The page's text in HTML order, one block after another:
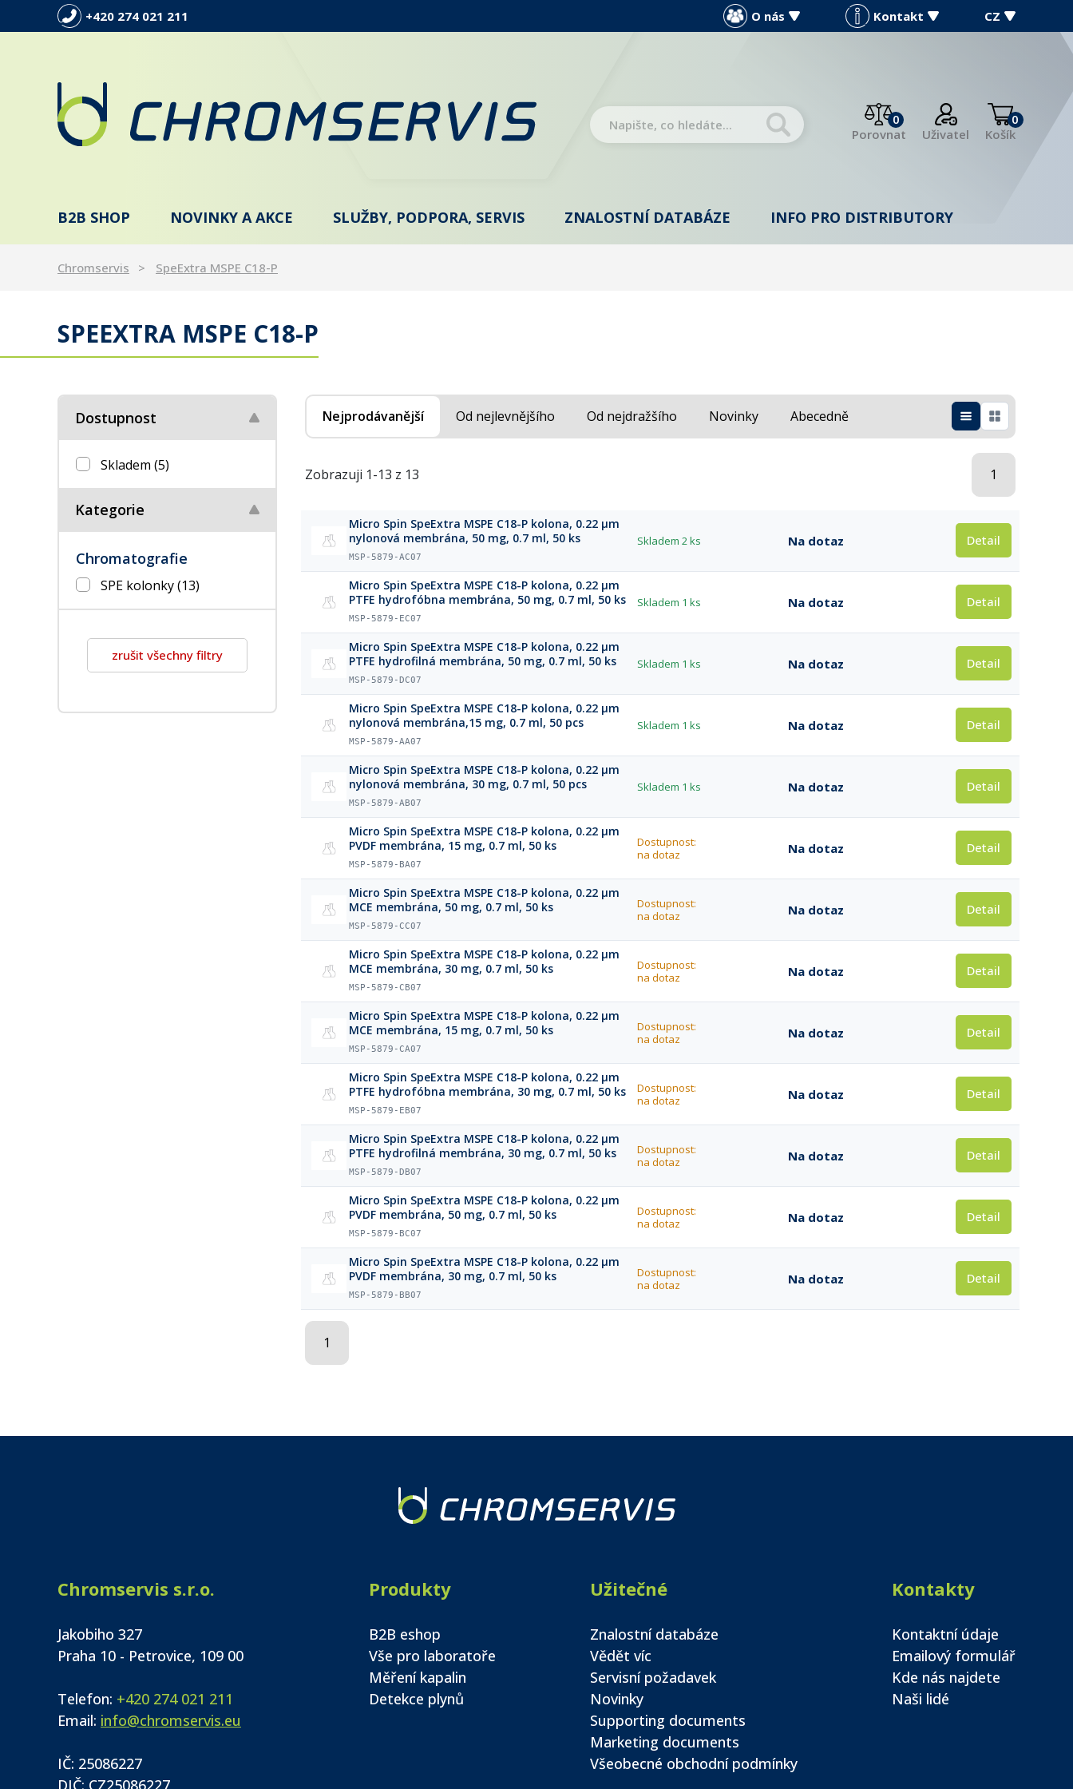
+420 274 021 211 O nás Kontakt CZ
0
Porovnat
Uživatel
0
Košík
B2B SHOP NOVINKY A AKCE SLUŽBY, PODPORA, SERVIS ZNALOSTNÍ DATABÁZE INFO PRO DISTRIBUTORY
Chromservis SpeExtra MSPE C18-P
SPEEXTRA MSPE C18-P
Dostupnost
Skladem (5)
Kategorie
Chromatografie
SPE kolonky(13)
zrušit všechny filtry
Nejprodávanější Od nejlevnějšího Od nejdražšího Novinky Abecedně
Zobrazuji 1-13 z 13 1
Micro Spin SpeExtra MSPE C18-P kolоna, 0.22 µm
nylonová membrána, 50 mg, 0.7 ml, 50 ks
MSP-5879-AC07
Skladem 2 ks Na dotaz Detail
Micro Spin SpeExtra MSPE C18-P kolоna, 0.22 µm
PTFE hydrofóbna membrána, 50 mg, 0.7 ml, 50 ks
MSP-5879-EC07
Skladem 1 ks Na dotaz Detail
Micro Spin SpeExtra MSPE C18-P kolоna, 0.22 µm
PTFE hydrofilná membrána, 50 mg, 0.7 ml, 50 ks
MSP-5879-DC07
Skladem 1 ks Na dotaz Detail
Micro Spin SpeExtra MSPE C18-P kolona, 0.22 µm
nylonová membrána,15 mg, 0.7 ml, 50 pcs
MSP-5879-AA07
Skladem 1 ks Na dotaz Detail
Micro Spin SpeExtra MSPE C18-P kolona, 0.22 µm
nylonová membrána, 30 mg, 0.7 ml, 50 pcs
MSP-5879-AB07
Skladem 1 ks Na dotaz Detail
Micro Spin SpeExtra MSPE C18-P kolоna, 0.22 µm
PVDF membrána, 15 mg, 0.7 ml, 50 ks
MSP-5879-BA07
Dostupnost:
na dotaz
Na dotaz Detail
Micro Spin SpeExtra MSPE C18-P kolоna, 0.22 µm
MCE membrána, 50 mg, 0.7 ml, 50 ks
MSP-5879-CC07
Dostupnost:
na dotaz
Na dotaz Detail
Micro Spin SpeExtra MSPE C18-P kolоna, 0.22 µm
MCE membrána, 30 mg, 0.7 ml, 50 ks
MSP-5879-CB07
Dostupnost:
na dotaz
Na dotaz Detail
Micro Spin SpeExtra MSPE C18-P kolоna, 0.22 µm
MCE membrána, 15 mg, 0.7 ml, 50 ks
MSP-5879-CA07
Dostupnost:
na dotaz
Na dotaz Detail
Micro Spin SpeExtra MSPE C18-P kolоna, 0.22 µm
PTFE hydrofóbna membrána, 30 mg, 0.7 ml, 50 ks
MSP-5879-EB07
Dostupnost:
na dotaz
Na dotaz Detail
Micro Spin SpeExtra MSPE C18-P kolоna, 0.22 µm
PTFE hydrofilná membrána, 30 mg, 0.7 ml, 50 ks
MSP-5879-DB07
Dostupnost:
na dotaz
Na dotaz Detail
Micro Spin SpeExtra MSPE C18-P kolоna, 0.22 µm
PVDF membrána, 50 mg, 0.7 ml, 50 ks
MSP-5879-BC07
Dostupnost:
na dotaz
Na dotaz Detail
Micro Spin SpeExtra MSPE C18-P kolоna, 0.22 µm
PVDF membrána, 30 mg, 0.7 ml, 50 ks
MSP-5879-BB07
Dostupnost:
na dotaz
Na dotaz Detail
1
Chromservis s.r.o.
Jakobiho 327
Praha 10 - Petrovice, 109 00
Telefon: +420 274 021 211
Email: info@chromservis.eu
IČ: 25086227
DIČ: CZ25086227
Produkty
B2B eshop
Vše pro laboratoře
Měření kapalin
Detekce plynů
Užitečné
Znalostní databáze
Vědět víc
Servisní požadavek
Novinky
Supporting documents
Marketing documents
Všeobecné obchodní podmínky
Kontakty
Kontaktní údaje
Emailový formulář
Kde nás najdete
Naši lidé